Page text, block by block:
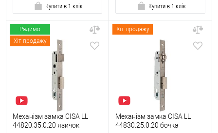
Купити в 1 клік Купити в 1 клік
Радимо
Хіт продажу
Механізм замка CISA LL
44820.35.0.20 язичок
Хіт продажу
Механізм замка CISA LL
44830.25.0.20 бочка